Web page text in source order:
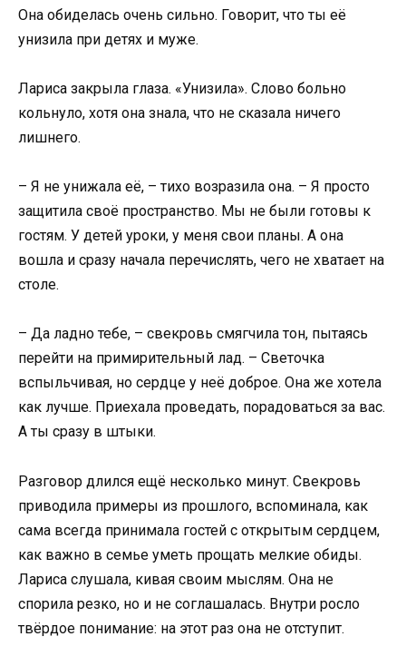
Она обиделась очень сильно. Говорит, что ты её
унизила при детях и муже.
Лариса закрыла глаза. «Унизила». Слово больно
кольнуло, хотя она знала, что не сказала ничего
лишнего.
– Я не унижала её, – тихо возразила она. – Я просто
защитила своё пространство. Мы не были готовы к
гостям. У детей уроки, у меня свои планы. А она
вошла и сразу начала перечислять, чего не хватает на
столе.
– Да ладно тебе, – свекровь смягчила тон, пытаясь
перейти на примирительный лад. – Светочка
вспыльчивая, но сердце у неё доброе. Она же хотела
как лучше. Приехала проведать, порадоваться за вас.
А ты сразу в штыки.
Разговор длился ещё несколько минут. Свекровь
приводила примеры из прошлого, вспоминала, как
сама всегда принимала гостей с открытым сердцем,
как важно в семье уметь прощать мелкие обиды.
Лариса слушала, кивая своим мыслям. Она не
спорила резко, но и не соглашалась. Внутри росло
твёрдое понимание: на этот раз она не отступит.